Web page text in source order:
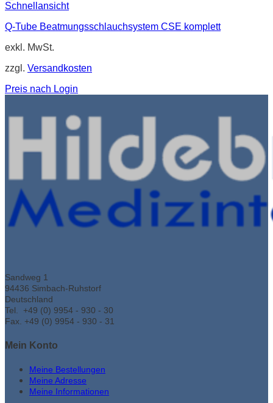
Schnellansicht
Q-Tube Beatmungsschlauchsystem CSE komplett
exkl. MwSt.
zzgl. Versandkosten
Preis nach Login
Sandweg 1
94436 Simbach-Ruhstorf
Deutschland
Tel. +49 (0) 9954 - 930 - 30
Fax. +49 (0) 9954 - 930 - 31
Mein Konto
Meine Bestellungen
Meine Adresse
Meine Informationen